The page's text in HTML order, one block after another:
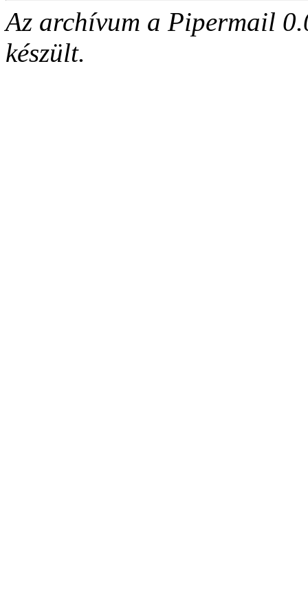
Az archívum a Pipermail
készült.